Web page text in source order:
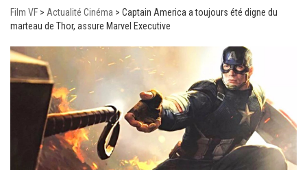
Film VF > Actualité Cinéma > Captain America a toujours été digne du
marteau de Thor, assure Marvel Executive